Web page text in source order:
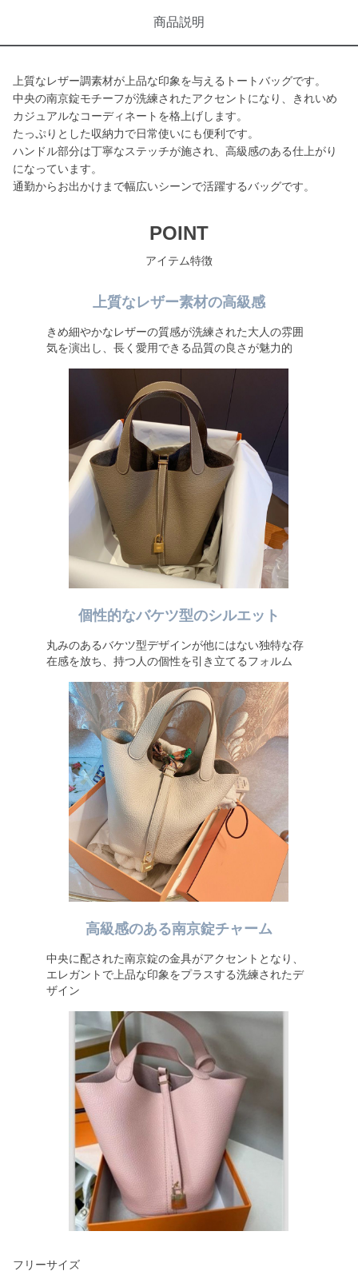
商品説明
上質なレザー調素材が上品な印象を与えるトートバッグです。
中央の南京錠モチーフが洗練されたアクセントになり、きれいめ
カジュアルなコーディネートを格上げします。
たっぷりとした収納力で日常使いにも便利です。
ハンドル部分は丁寧なステッチが施され、高級感のある仕上がり
になっています。
通勤からお出かけまで幅広いシーンで活躍するバッグです。
POINT
アイテム特徴
上質なレザー素材の高級感
きめ細やかなレザーの質感が洗練された大人の雰囲
気を演出し、長く愛用できる品質の良さが魅力的
個性的なバケツ型のシルエット
丸みのあるバケツ型デザインが他にはない独特な存
在感を放ち、持つ人の個性を引き立てるフォルム
高級感のある南京錠チャーム
中央に配された南京錠の金具がアクセントとなり、
エレガントで上品な印象をプラスする洗練されたデ
ザイン
フリーサイズ